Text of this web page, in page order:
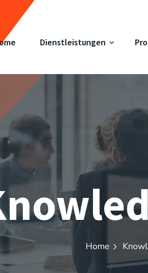
Dienstleistungen
Home